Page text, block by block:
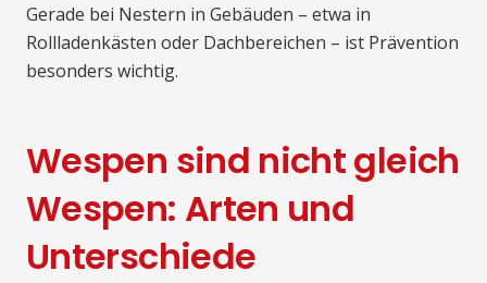
Gerade bei Nestern in Gebäuden – etwa in
Rollladenkästen oder Dachbereichen – ist Prävention
besonders wichtig.
Wespen sind nicht gleich
Wespen: Arten und
Unterschiede